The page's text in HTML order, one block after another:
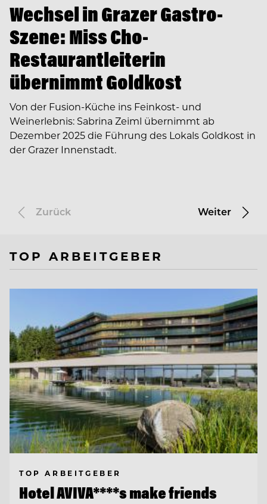
Wechsel in Grazer Gastro-
Szene: Miss Cho-
Restaurantleiterin
übernimmt Goldkost
Von der Fusion-Küche ins Feinkost- und
Weinerlebnis: Sabrina Zeiml übernimmt ab
Dezember 2025 die Führung des Lokals Goldkost in
der Grazer Innenstadt.
Zurück Weiter
TOP ARBEITGEBER
TOP ARBEITGEBER
Hotel AVIVA****s make friends